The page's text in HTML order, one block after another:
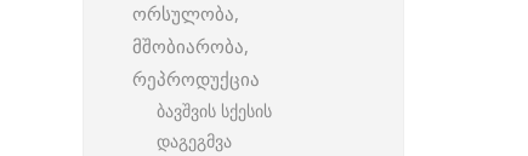
ორსულობა,
მშობიარობა,
რეპროდუქცია
ბავშვის სქესის
დაგეგმვა